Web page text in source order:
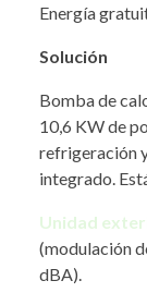
Energía
Solución
Bomba de
10,6 KW de
refrigeración
integrado.
Unidad
(modulación
dBA).